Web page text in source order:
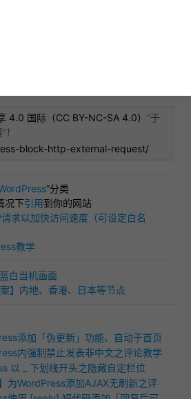
4.0 国际（CC BY-NC-SA 4.0） ”于
”！
block-http-external-request/
”分类
况下引用到你的网站
求以加快访问速度（可设定白名
教学
白当机画面
】内地、香港、日本等节点
添加「伪更新」功能、自动于首页
章！内强制禁止发表非中文之评论教学
以 _ 下划线开头之隐藏自定栏位
】为WordPress添加AJAX无刷新之评